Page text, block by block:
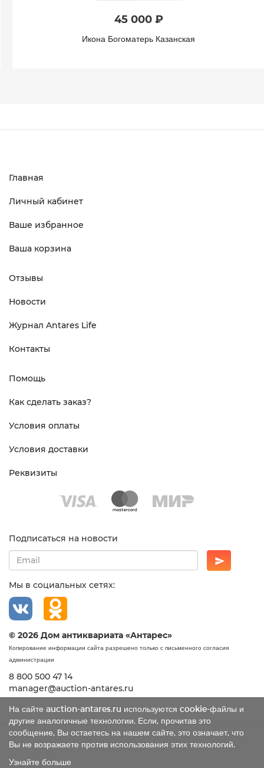
45 000 ₽
Икона Богоматерь Казанская
На сайте auction-antares.ru используются cookie-файлы и
другие аналогичные технологии. Если, прочитав это
сообщение, Вы остаетесь на нашем сайте, это означает, что
Вы не возражаете против использования этих технологий.
Узнайте больше
Главная
Личный кабинет
Ваше избранное
Ваша корзина
Отзывы
Новости
Журнал Antares Life
Контакты
Помощь
Как сделать заказ?
Условия оплаты
Условия доставки
Реквизиты
Подписаться на новости
Мы в социальных сетях:
© 2026 Дом антиквариата «Антарес»
Копирование информации сайта разрешено только с письменного согласия
администрации
8 800 500 47 14
manager@auction-antares.ru